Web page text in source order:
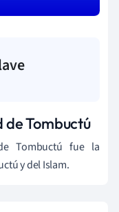
de Tombuctú
Tombuctú fue la
y del Islam.